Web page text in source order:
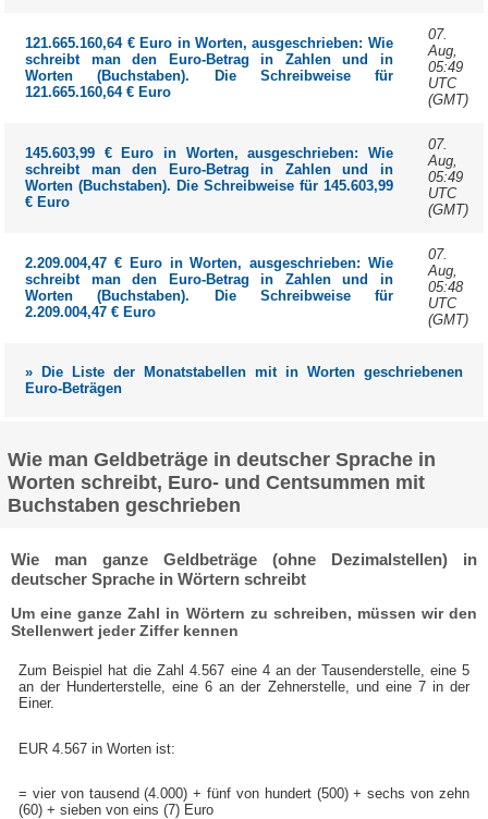
121.665.160,64 € Euro in Worten, ausgeschrieben: Wie
schreibt man den Euro-Betrag in Zahlen und in
Worten (Buchstaben). Die Schreibweise für
121.665.160,64 € Euro
07.
Aug,
05:49
UTC
(GMT)
145.603,99 € Euro in Worten, ausgeschrieben: Wie
schreibt man den Euro-Betrag in Zahlen und in
Worten (Buchstaben). Die Schreibweise für 145.603,99
€ Euro
07.
Aug,
05:49
UTC
(GMT)
2.209.004,47 € Euro in Worten, ausgeschrieben: Wie
schreibt man den Euro-Betrag in Zahlen und in
Worten (Buchstaben). Die Schreibweise für
2.209.004,47 € Euro
07.
Aug,
05:48
UTC
(GMT)
» Die Liste der Monatstabellen mit in Worten geschriebenen
Euro-Beträgen
Wie man Geldbeträge in deutscher Sprache in
Worten schreibt, Euro- und Centsummen mit
Buchstaben geschrieben
Wie man ganze Geldbeträge (ohne Dezimalstellen) in
deutscher Sprache in Wörtern schreibt
Um eine ganze Zahl in Wörtern zu schreiben, müssen wir den
Stellenwert jeder Ziffer kennen
Zum Beispiel hat die Zahl 4.567 eine 4 an der Tausenderstelle, eine 5
an der Hunderterstelle, eine 6 an der Zehnerstelle, und eine 7 in der
Einer.
EUR 4.567 in Worten ist:
= vier von tausend (4.000) + fünf von hundert (500) + sechs von zehn
(60) + sieben von eins (7) Euro